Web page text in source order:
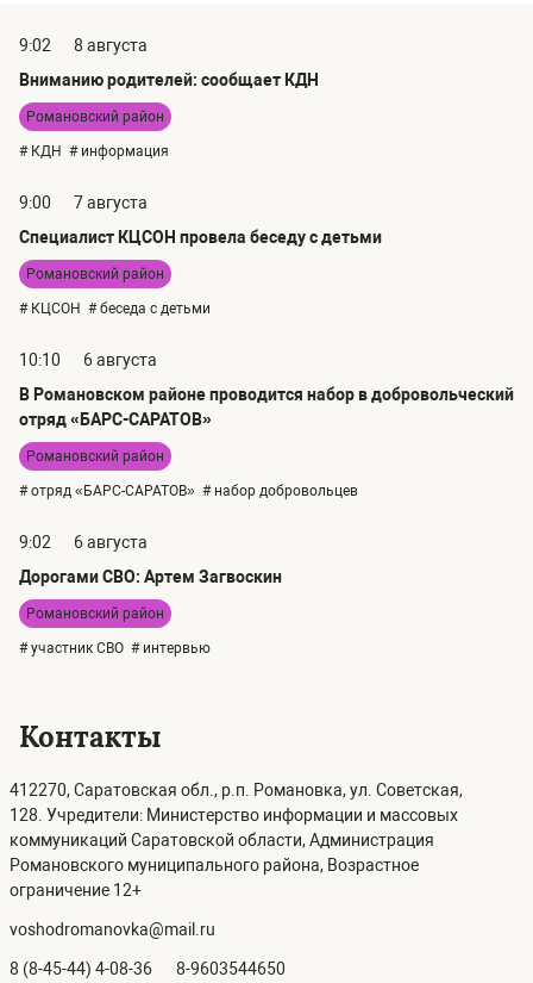
9:02
8 августа
Вниманию родителей: сообщает КДН
Романовский район
# КДН # информация
9:00
7 августа
Специалист КЦСОН провела беседу с детьми
Романовский район
# КЦСОН # беседа с детьми
10:10
6 августа
В Романовском районе проводится набор в добровольческий
отряд «БАРС-САРАТОВ»
Романовский район
# отряд «БАРС-САРАТОВ» # набор добровольцев
9:02
6 августа
Дорогами СВО: Артем Загвоскин
Романовский район
# участник СВО # интервью
Контакты
412270, Саратовская обл., р.п. Романовка, ул. Советская,
128. Учредители: Министерство информации и массовых
коммуникаций Саратовской области, Администрация
Романовского муниципального района, Возрастное
ограничение 12+
voshodromanovka@mail.ru
8 (8-45-44) 4-08-36 8-9603544650